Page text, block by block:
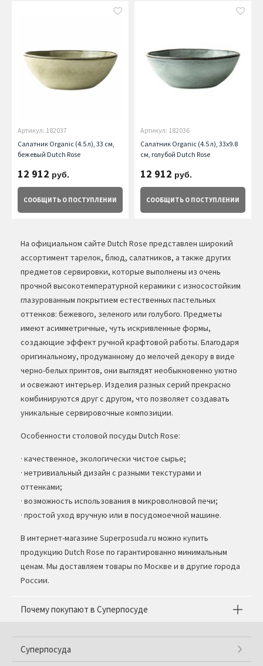
Артикул: 182037
Салатник Organic (4.5 л), 33 см,
бежевый Dutch Rose
12 912 руб.
СООБЩИТЬ О ПОСТУПЛЕНИИ
Артикул: 182036
Салатник Organic (4.5 л), 33х9.8
см, голубой Dutch Rose
12 912 руб.
СООБЩИТЬ О ПОСТУПЛЕНИИ
На официальном сайте Dutch Rose представлен широкий
ассортимент тарелок, блюд, салатников, а также других
предметов сервировки, которые выполнены из очень
прочной высокотемпературной керамики с износостойким
глазурованным покрытием естественных пастельных
оттенков: бежевого, зеленого или голубого. Предметы
имеют асимметричные, чуть искривленные формы,
создающие эффект ручной крафтовой работы. Благодаря
оригинальному, продуманному до мелочей декору в виде
черно-белых принтов, они выглядят необыкновенно уютно
и освежают интерьер. Изделия разных серий прекрасно
комбинируются друг с другом, что позволяет создавать
уникальные сервировочные композиции.
Особенности столовой посуды Dutch Rose:
· качественное, экологически чистое сырье;
· нетривиальный дизайн с разными текстурами и
оттенками;
· возможность использования в микроволновой печи;
· простой уход вручную или в посудомоечной машине.
В интернет-магазине Superposuda.ru можно купить
продукцию Dutch Rose по гарантированно минимальным
ценам. Мы доставляем товары по Москве и в другие города
России.
Почему покупают в Суперпосуде
Суперпосуда